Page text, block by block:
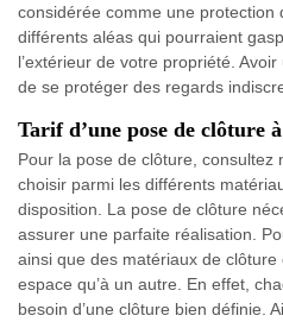
considérée comme une protection
différents aléas qui pourraient
l’extérieur de votre propriété.
de se protéger des regards
Tarif d’une pose de clôture
Pour la pose de clôture, consultez
choisir parmi les différents
disposition. La pose de clôture
assurer une parfaite réalisation.
ainsi que des matériaux de
espace qu’à un autre. En effet,
besoin d’une clôture bien définie.